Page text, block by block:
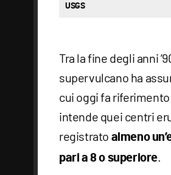
USGS
Tra la fine degli anni
supervulcano ha
cui oggi fa
intende quei centri
registrato almeno
pari a 8 o superiore